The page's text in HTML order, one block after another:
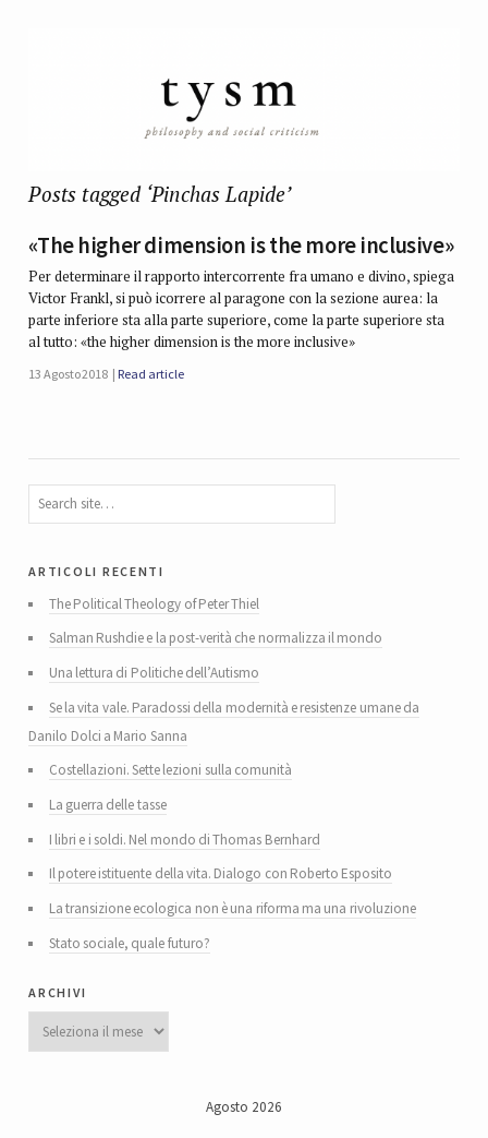
Posts tagged ‘Pinchas Lapide’
«The higher dimension is the more inclusive»
Per determinare il rapporto intercorrente fra umano e divino, spiega
Victor Frankl, si può icorrere al paragone con la sezione aurea: la
parte inferiore sta alla parte superiore, come la parte superiore sta
al tutto: «the higher dimension is the more inclusive»
13 Agosto 2018 Read article
articoli recenti
The Political Theology of Peter Thiel
Salman Rushdie e la post-verità che normalizza il mondo
Una lettura di Politiche dell’Autismo
Se la vita vale. Paradossi della modernità e resistenze umane da
Danilo Dolci a Mario Sanna
Costellazioni. Sette lezioni sulla comunità
La guerra delle tasse
I libri e i soldi. Nel mondo di Thomas Bernhard
Il potere istituente della vita. Dialogo con Roberto Esposito
La transizione ecologica non è una riforma ma una rivoluzione
Stato sociale, quale futuro?
archivi
Archivi
Agosto 2026